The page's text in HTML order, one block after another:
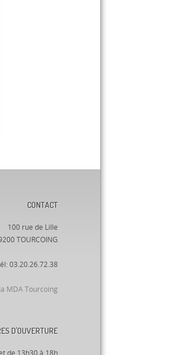
CONTACT
100 rue de Lille
TOURCOING
03.20.26.72.38
MDA Tourcoing
D’OUVERTURE
de 13h30 à 18h